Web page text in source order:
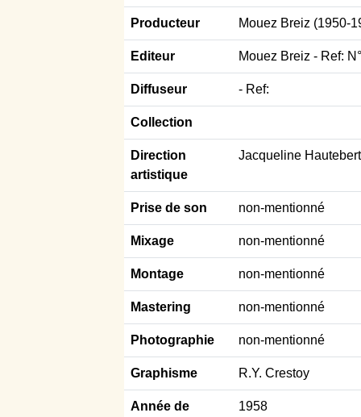
Producteur Mouez Breiz (1950-
Editeur Mouez Breiz - Ref:
Diffuseur - Ref:
Collection
Direction
artistique
Jacqueline Hautebert
Prise de son non-mentionné
Mixage non-mentionné
Montage non-mentionné
Mastering non-mentionné
Photographie non-mentionné
Graphisme R.Y. Crestoy
Année de
1958